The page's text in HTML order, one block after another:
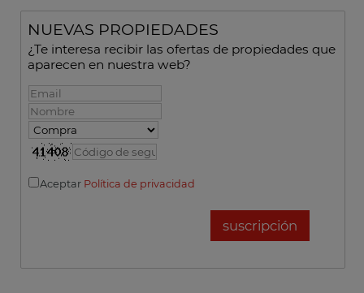
NUEVAS PROPIEDADES
¿Te interesa recibir las ofertas de propiedades que
aparecen en nuestra web?
Aceptar Política de privacidad